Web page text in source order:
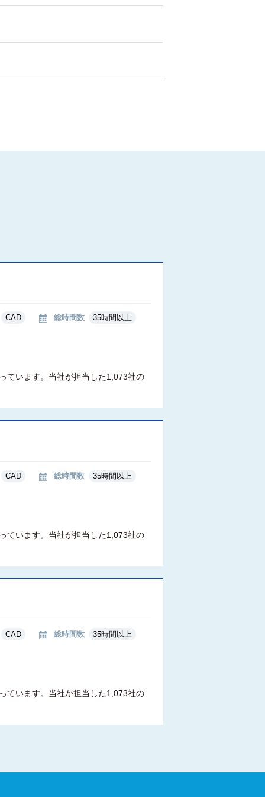
CAD 総時間数 35時間以上
ています。当社が担当した1,073社の
CAD 総時間数 35時間以上
ています。当社が担当した1,073社の
CAD 総時間数 35時間以上
ています。当社が担当した1,073社の